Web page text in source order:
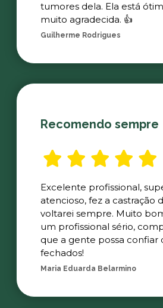
tumores dela. Ela está
muito agradecida. 👍
Guilherme Rodrigues
Recomendo sempre
Excelente profissional,
atencioso, fez a castração
voltarei sempre. Muito
um profissional sério,
que a gente possa confiar
fechados!
Maria Eduarda Belarmino